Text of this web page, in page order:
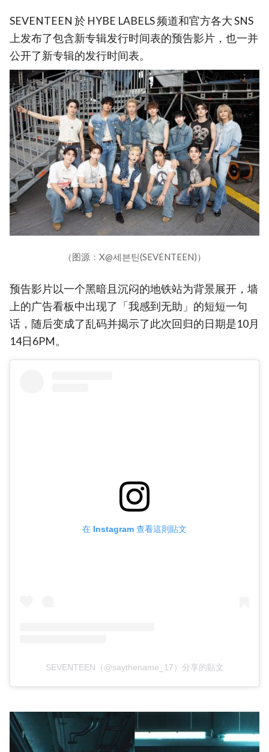
SEVENTEEN 於 HYBE LABELS 频道和官方各大 SNS
上发布了包含新专辑发行时间表的预告影片，也一并
公开了新专辑的发行时间表。
（图源：X@세븐틴(SEVENTEEN)）
预告影片以一个黑暗且沉闷的地铁站为背景展开，墙
上的广告看板中出现了「我感到无助」的短短一句
话，随后变成了乱码并揭示了此次回归的日期是10月
14日6PM。
在 Instagram 查看這則貼文
SEVENTEEN（@saythename_17）分享的貼文